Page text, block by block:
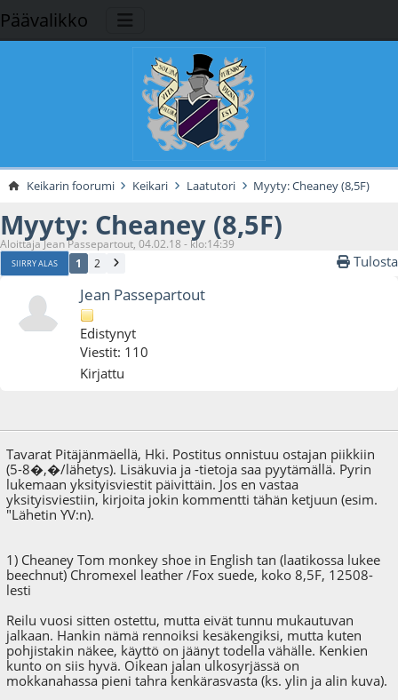
Päävalikko
Keikarin foorumi Keikari Laatutori Myyty: Cheaney (8,5F)
Myyty: Cheaney (8,5F)
Aloittaja Jean Passepartout, 04.02.18 - klo:14:39
SIIRRY ALAS 1 2 Tulosta
Jean Passepartout
Edistynyt
Viestit: 110
Kirjattu
Tavarat Pitäjänmäellä, Hki. Postitus onnistuu ostajan piikkiin
(5-8�,�/lähetys). Lisäkuvia ja -tietoja saa pyytämällä. Pyrin
lukemaan yksityisviestit päivittäin. Jos en vastaa
yksityisviestiin, kirjoita jokin kommentti tähän ketjuun (esim.
"Lähetin YV:n).
1) Cheaney Tom monkey shoe in English tan (laatikossa lukee
beechnut) Chromexel leather /Fox suede, koko 8,5F, 12508-
lesti
Reilu vuosi sitten ostettu, mutta eivät tunnu mukautuvan
jalkaan. Hankin nämä rennoiksi kesäkengiksi, mutta kuten
pohjistakin näkee, käyttö on jäänyt todella vähälle. Kenkien
kunto on siis hyvä. Oikean jalan ulkosyrjässä on
mokkanahassa pieni tahra kenkärasvasta (ks. ylin ja alin kuva).